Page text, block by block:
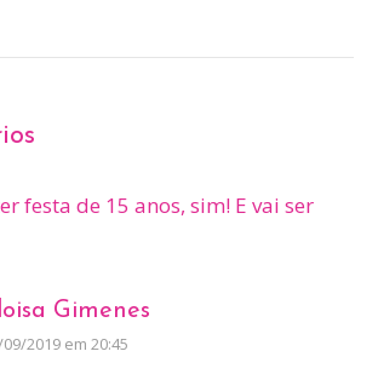
festa de 15 anos, sim! E vai ser
Gimenes
2019 em 20:45